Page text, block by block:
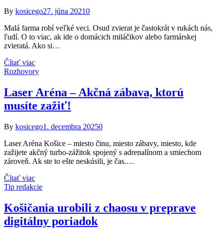
By kosicego27. júna 20210
Malá farma robí veľké veci. Osud zvierat je častokrát v rukách nás,
ľudí. O to viac, ak ide o domácich miláčikov alebo farmárskej
zvieratá. Ako si…
Čítať viac
Rozhovory
Laser Aréna – Akčná zábava, ktorú
musíte zažiť!
By kosicego1. decembra 20250
Laser Aréna Košice – miesto činu, miesto zábavy, miesto, kde
zažijete akčný turbo-zážitok spojený s adrenalínom a smiechom
zároveň. Ak ste to ešte neskúsili, je čas.…
Čítať viac
Tip redakcie
Košičania urobili z chaosu v preprave
digitálny poriadok